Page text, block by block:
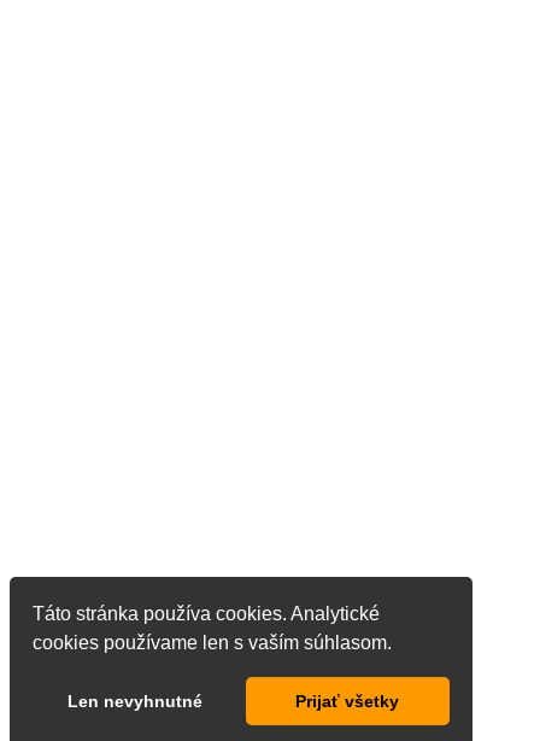
Táto stránka používa cookies. Analytické
cookies používame len s vaším súhlasom.
Len nevyhnutné Prijať všetky